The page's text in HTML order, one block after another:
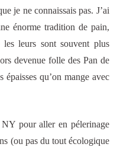
je ne connaissais pas. J’ai
énorme tradition de pain,
leurs sont souvent plus
devenue folle des Pan de
épaisses qu’on mange avec
pour aller en pélerinage
(ou pas du tout écologique